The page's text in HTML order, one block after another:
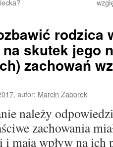
rodzica
skutek jego
zachowań
, autor: Marcin Zaborek
należy
zachowania
i mają wpływ na